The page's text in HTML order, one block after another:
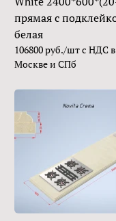
прямая с
белая
106800 руб./шт с НДС в
Москве и СПб